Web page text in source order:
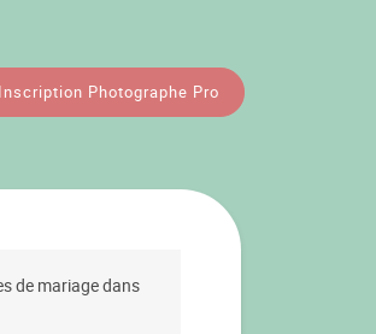
Inscription Photographe Pro
de mariage dans